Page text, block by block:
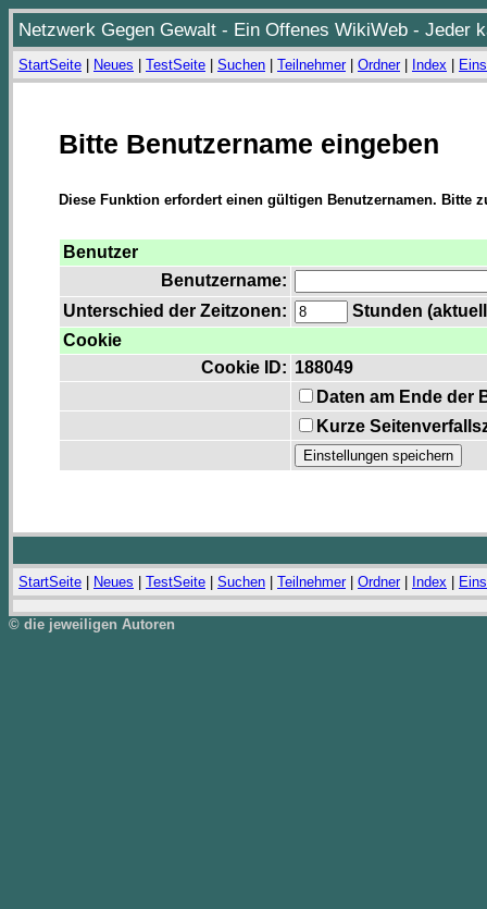
Netzwerk Gegen Gewalt - Ein Offenes WikiWeb - Jeder
StartSeite Neues TestSeite Suchen Teilnehmer| Ordner| Index
Bitte Benutzername eingeben
Diese Funktion erfordert einen gültigen Benutzernamen. Bitte
Benutzer
Benutzername:
Unterschied der Zeitzonen:
Stunden
Cookie
Cookie ID: 188049
Daten am Ende der
Kurze
StartSeite Neues TestSeite Suchen Teilnehmer| Ordner| Index
© die jeweiligen Autoren